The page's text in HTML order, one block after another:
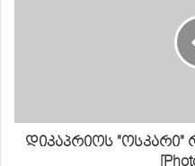
დიკაპრიოს "ოსკარი"